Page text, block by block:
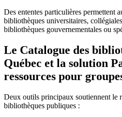
Des ententes particulières permettent
bibliothèques universitaires,
bibliothèques gouvernementales ou
Le Catalogue des
Québec et la solution
ressources pour
Deux outils principaux soutiennent le
bibliothèques publiques :